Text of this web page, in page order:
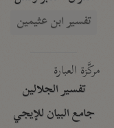
تفسير ابن عثيمين
مركَّزة العبارة
تفسير الجلالين
جامع البيان للإيجي